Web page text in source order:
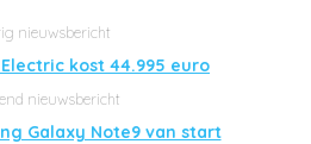
kost 44.995 euro
Galaxy Note9 van start